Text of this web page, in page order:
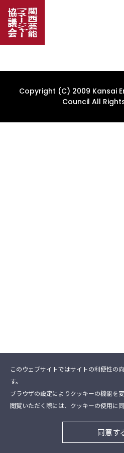
Copyright (C) 2009 Kansai
Council All
このウェブサイトではサイトの利便性の
す。
ブラウザの設定によりクッキーの機能を
閲覧いただく際には、クッキーの使用に
同意す